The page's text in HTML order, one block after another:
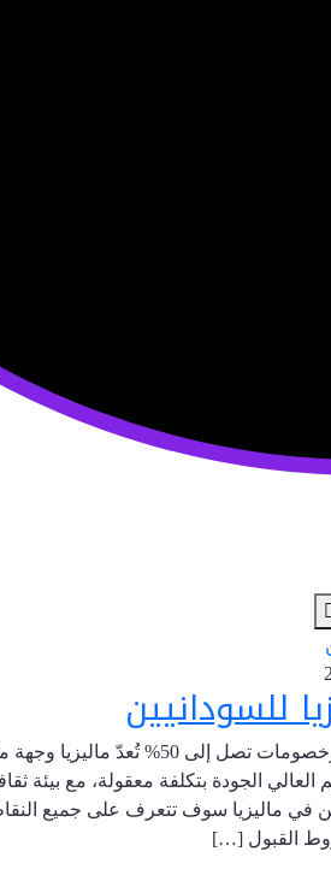
للسودانيين
الدراسة في ماليزيا للسودانيين
العالي الجودة بتكلفة معقولة، مع بيئة
في ماليزيا سوف تتعرف على جميع
القبول […]